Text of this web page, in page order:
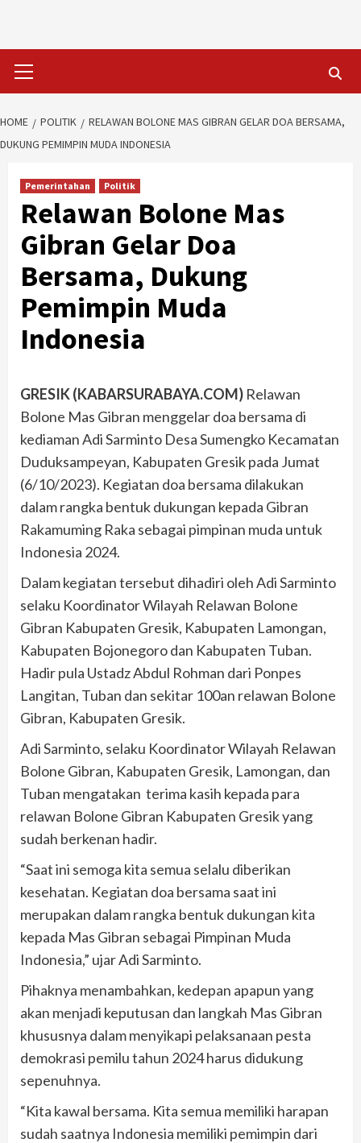
Menu
HOME POLITIK
RELAWAN BOLONE MAS GIBRAN GELAR DOA BERSAMA,
DUKUNG PEMIMPIN MUDA INDONESIA
Pemerintahan Politik
Relawan Bolone Mas
Gibran Gelar Doa
Bersama, Dukung
Pemimpin Muda
Indonesia
GRESIK (KABARSURABAYA.COM) Relawan
Bolone Mas Gibran menggelar doa bersama di
kediaman Adi Sarminto Desa Sumengko Kecamatan
Duduksampeyan, Kabupaten Gresik pada Jumat
(6/10/2023). Kegiatan doa bersama dilakukan
dalam rangka bentuk dukungan kepada Gibran
Rakamuming Raka sebagai pimpinan muda untuk
Indonesia 2024.
Dalam kegiatan tersebut dihadiri oleh Adi Sarminto
selaku Koordinator Wilayah Relawan Bolone
Gibran Kabupaten Gresik, Kabupaten Lamongan,
Kabupaten Bojonegoro dan Kabupaten Tuban.
Hadir pula Ustadz Abdul Rohman dari Ponpes
Langitan, Tuban dan sekitar 100an relawan Bolone
Gibran, Kabupaten Gresik.
Adi Sarminto, selaku Koordinator Wilayah Relawan
Bolone Gibran, Kabupaten Gresik, Lamongan, dan
Tuban mengatakan terima kasih kepada para
relawan Bolone Gibran Kabupaten Gresik yang
sudah berkenan hadir.
“Saat ini semoga kita semua selalu diberikan
kesehatan. Kegiatan doa bersama saat ini
merupakan dalam rangka bentuk dukungan kita
kepada Mas Gibran sebagai Pimpinan Muda
Indonesia,” ujar Adi Sarminto.
Pihaknya menambahkan, kedepan apapun yang
akan menjadi keputusan dan langkah Mas Gibran
khususnya dalam menyikapi pelaksanaan pesta
demokrasi pemilu tahun 2024 harus didukung
sepenuhnya.
“Kita kawal bersama. Kita semua memiliki harapan
sudah saatnya Indonesia memiliki pemimpin dari